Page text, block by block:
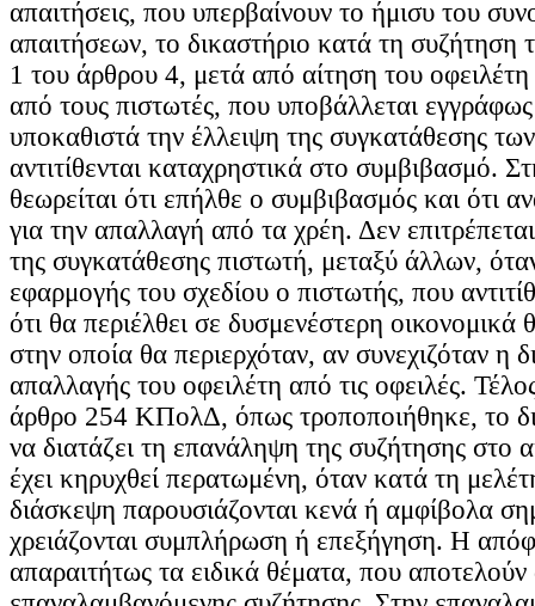
απαιτήσεις, που υπερβαίνουν το ήμισυ του
απαιτήσεων, το δικαστήριο κατά τη συζήτηση
1 του άρθρου 4, μετά από αίτηση του
από τους πιστωτές, που υποβάλλεται
υποκαθιστά την έλλειψη της συγκατάθεσης
αντιτίθενται καταχρηστικά στο συμβιβασμό.
θεωρείται ότι επήλθε ο συμβιβασμός και ότι
για την απαλλαγή από τα χρέη. Δεν
της συγκατάθεσης πιστωτή, μεταξύ άλλων,
εφαρμογής του σχεδίου ο πιστωτής, που
ότι θα περιέλθει σε δυσμενέστερη
στην οποία θα περιερχόταν, αν συνεχιζόταν η
απαλλαγής του οφειλέτη από τις οφειλές.
άρθρο 254 ΚΠολΔ, όπως τροποποιήθηκε, το
να διατάζει τη επανάληψη της συζήτησης στο
έχει κηρυχθεί περατωμένη, όταν κατά τη
διάσκεψη παρουσιάζονται κενά ή αμφίβολα
χρειάζονται συμπλήρωση ή επεξήγηση. Η
απαραιτήτως τα ειδικά θέματα, που αποτελούν